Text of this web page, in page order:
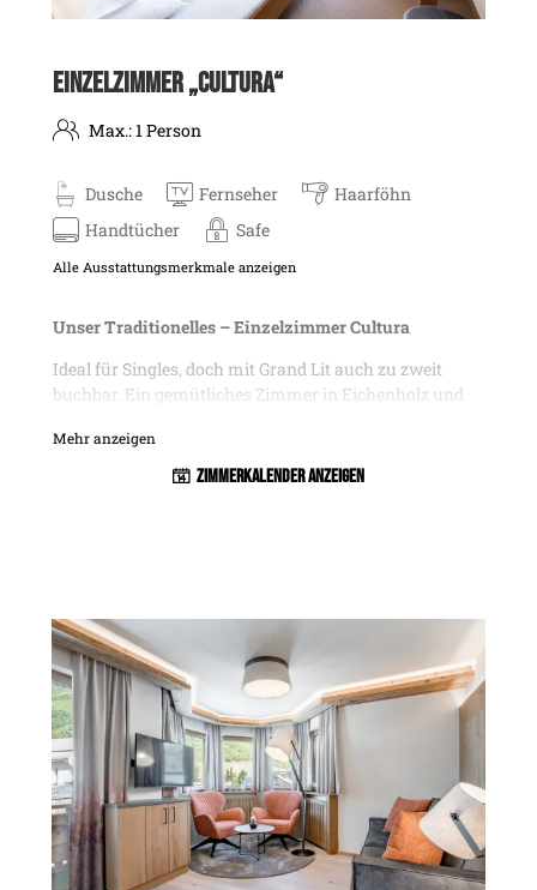
EINZELZIMMER „CULTURA“
Max.: 1 Person
Dusche Fernseher
Haarföhn
Handtücher
Safe
Alle Ausstattungsmerkmale anzeigen
Unser Traditionelles – Einzelzimmer Cultura
Ideal für Singles, doch mit Grand Lit auch zu zweit
buchbar. Ein gemütliches Zimmer in Eichenholz und
harmonische Farben sorgen für einen angenehmen
Wohlfühlcharakter auf 20m². Teils herrlicher
Mehr anzeigen
Zimmerkalender anzeigen